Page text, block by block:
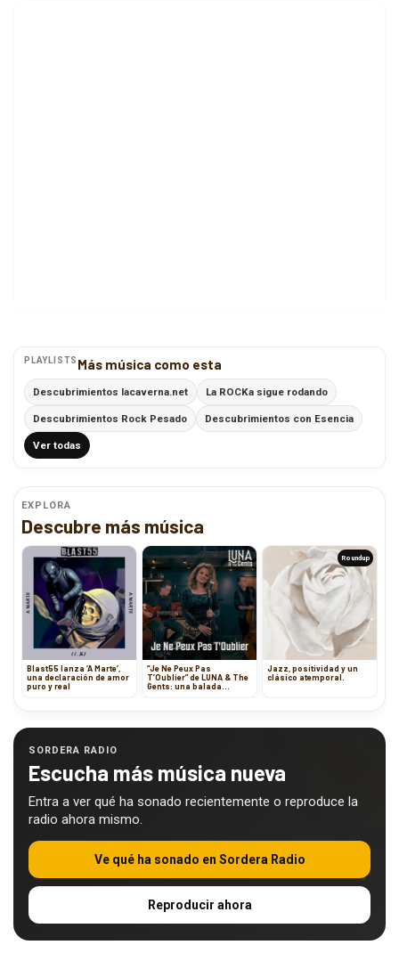
PLAYLISTS Más música como esta
Descubrimientos lacaverna.net La ROCKa sigue rodando
Descubrimientos Rock Pesado Descubrimientos con Esencia
Ver todas
EXPLORA
Descubre más música
Blast55 lanza ‘A Marte’,
una declaración de amor
puro y real
“Je Ne Peux Pas
T’Oublier” de LUNA & The
Gents: una balada
Roundup
Jazz, positividad y un
clásico atemporal.
SORDERA RADIO
Escucha más música nueva
Entra a ver qué ha sonado recientemente o reproduce la
radio ahora mismo.
Ve qué ha sonado en Sordera Radio
Reproducir ahora